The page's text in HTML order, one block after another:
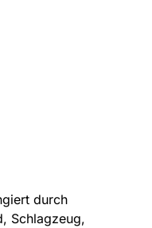
durch
Schlagzeug,